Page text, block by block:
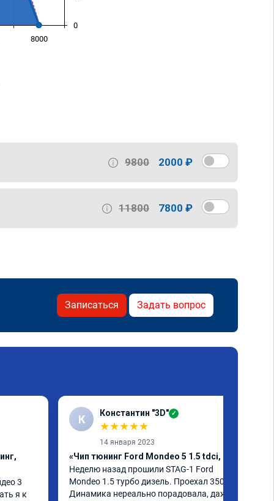
8000
0
9800 2000 ₽
11800 7800 ₽
Записаться Задать вопрос
3
я к
К Константин "3D" ✓
★★★★★
14 января 2023
«Чип тюнинг Ford Mondeo 5 1.5 tdci, егр»
Неделю назад прошили STAG-1 Ford
Mondeo 1.5 турбо дизель. Проехал 350км.
Динамика нереально порадовала, даже